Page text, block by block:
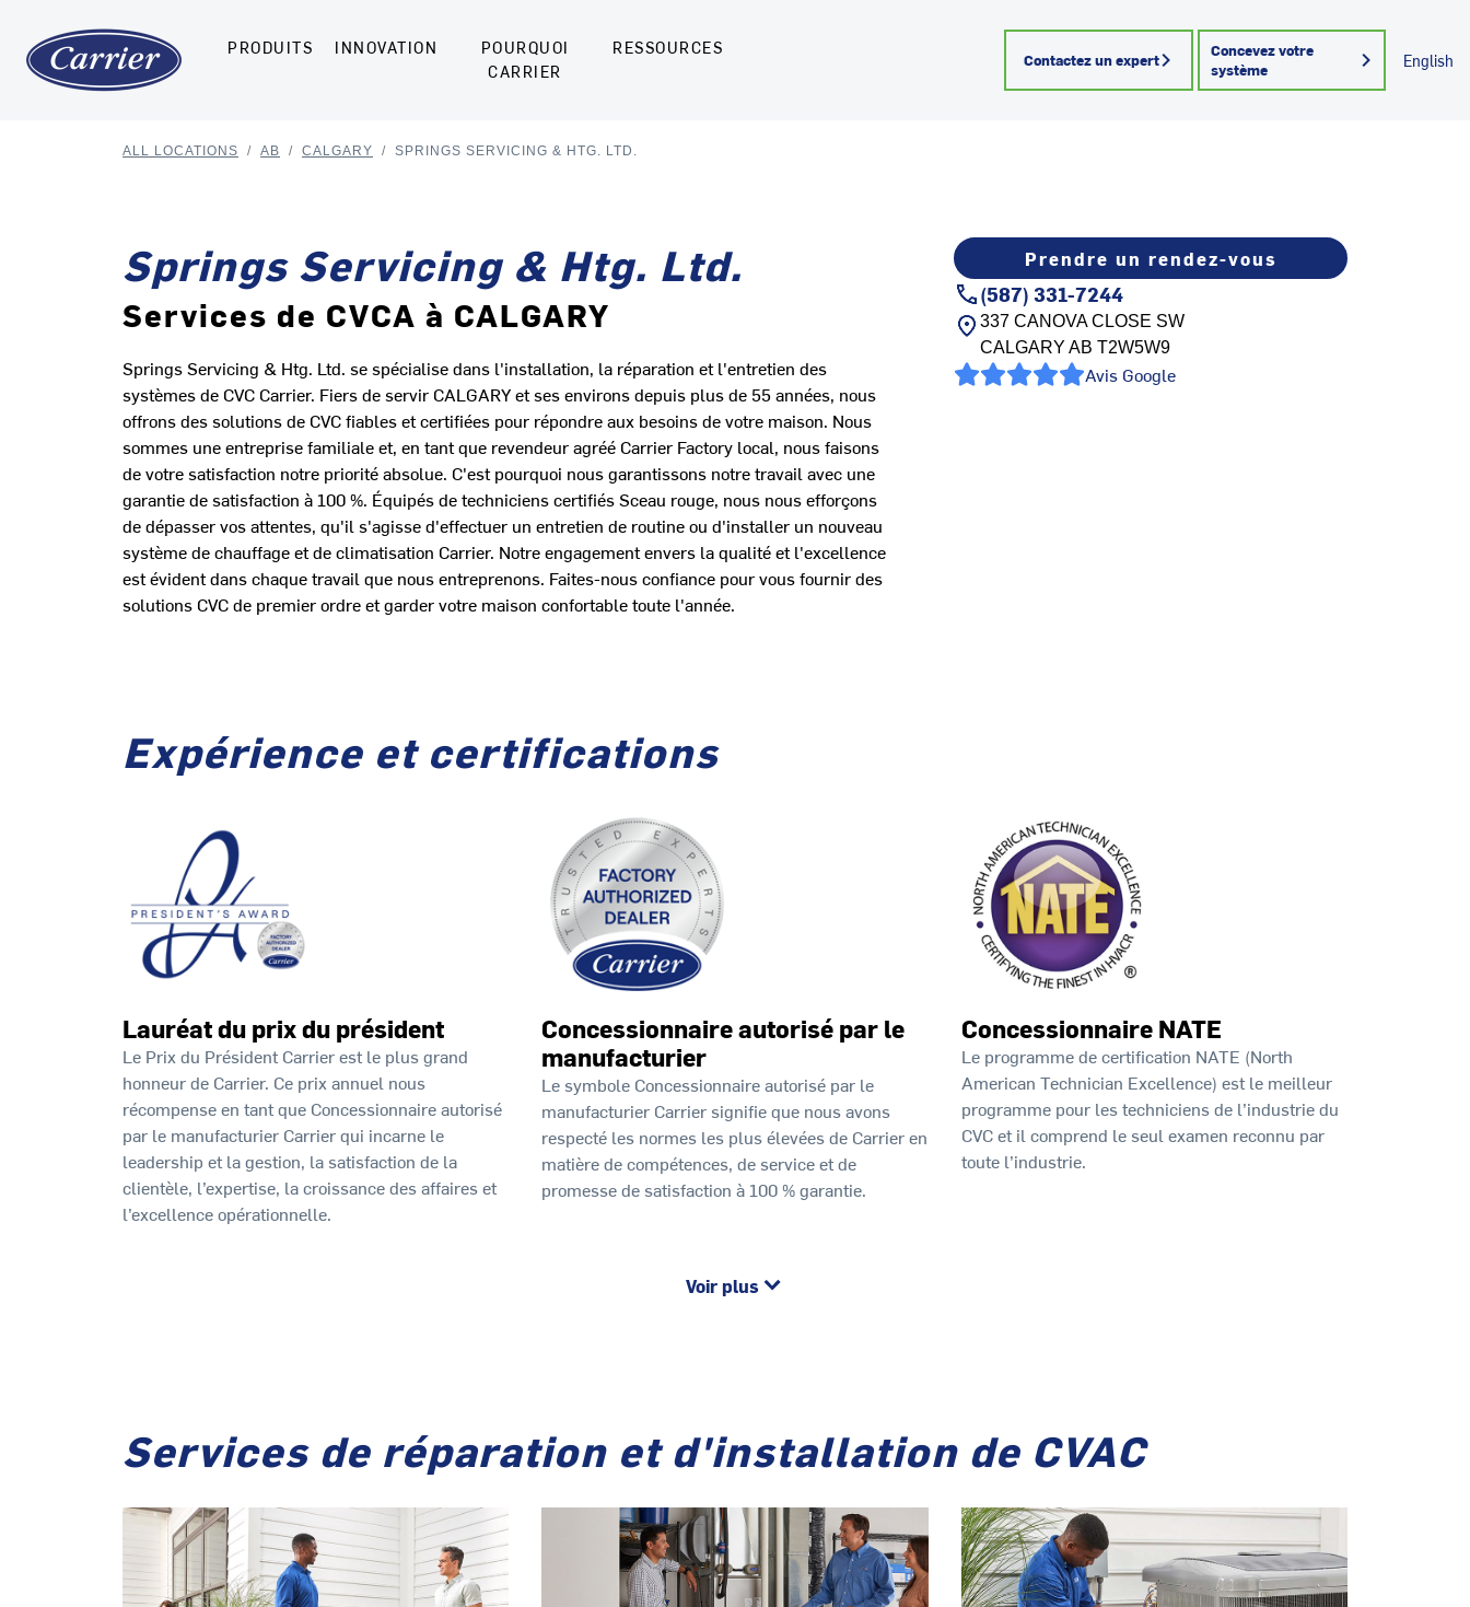
PRODUITS INNOVATION
POURQUOI
CARRIER
RESSOURCES
Contactez un expert
Concevez votre
système
English
ALL LOCATIONS / AB / CALGARY / SPRINGS SERVICING & HTG. LTD.
Springs Servicing & Htg. Ltd.
Services de CVCA à CALGARY
Springs Servicing & Htg. Ltd. se spécialise dans l'installation, la réparation et l'entretien des
systèmes de CVC Carrier. Fiers de servir CALGARY et ses environs depuis plus de 55 années, nous
offrons des solutions de CVC fiables et certifiées pour répondre aux besoins de votre maison. Nous
sommes une entreprise familiale et, en tant que revendeur agréé Carrier Factory local, nous faisons
de votre satisfaction notre priorité absolue. C'est pourquoi nous garantissons notre travail avec une
garantie de satisfaction à 100 %. Équipés de techniciens certifiés Sceau rouge, nous nous efforçons
de dépasser vos attentes, qu'il s'agisse d'effectuer un entretien de routine ou d'installer un nouveau
système de chauffage et de climatisation Carrier. Notre engagement envers la qualité et l'excellence
est évident dans chaque travail que nous entreprenons. Faites-nous confiance pour vous fournir des
solutions CVC de premier ordre et garder votre maison confortable toute l'année.
Prendre un rendez-vous
(587) 331-7244
337 CANOVA CLOSE SW
CALGARY AB T2W5W9
Avis Google
Expérience et certifications
Lauréat du prix du président
Le Prix du Président Carrier est le plus grand
honneur de Carrier. Ce prix annuel nous
récompense en tant que Concessionnaire autorisé
par le manufacturier Carrier qui incarne le
leadership et la gestion, la satisfaction de la
clientèle, l’expertise, la croissance des affaires et
l’excellence opérationnelle.
Concessionnaire autorisé par le
manufacturier
Le symbole Concessionnaire autorisé par le
manufacturier Carrier signifie que nous avons
respecté les normes les plus élevées de Carrier en
matière de compétences, de service et de
promesse de satisfaction à 100 % garantie.
Concessionnaire NATE
Le programme de certification NATE (North
American Technician Excellence) est le meilleur
programme pour les techniciens de l’industrie du
CVC et il comprend le seul examen reconnu par
toute l’industrie.
Voir plus
Services de réparation et d'installation de CVAC